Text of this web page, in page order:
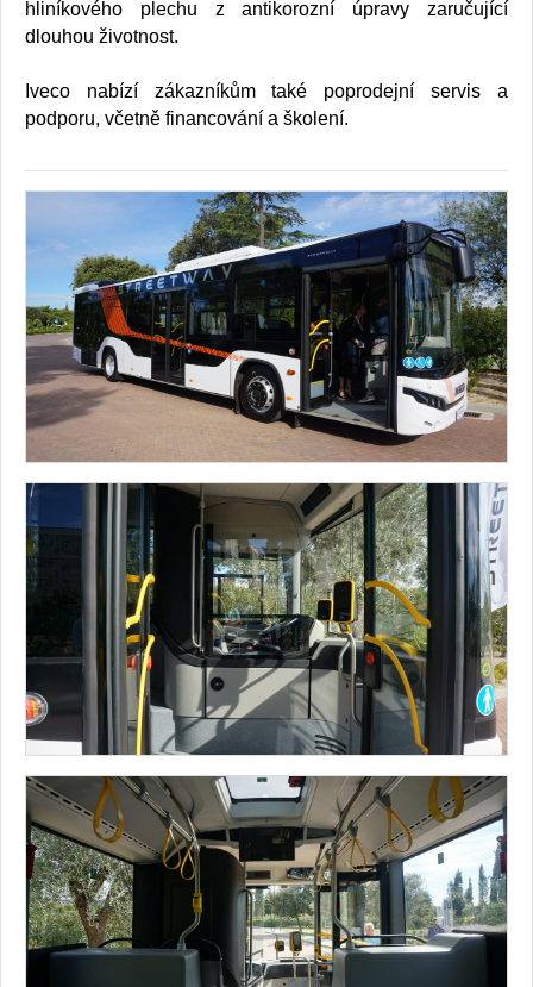
hliníkového plechu z antikorozní úpravy zaručující
dlouhou životnost.
Iveco nabízí zákazníkům také poprodejní servis a
podporu, včetně financování a školení.